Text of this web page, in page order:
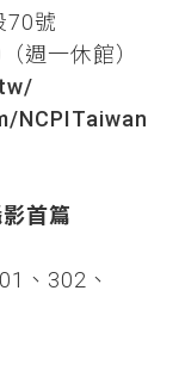
70號
週一休館）
NCPITaiwan
首篇
、302、